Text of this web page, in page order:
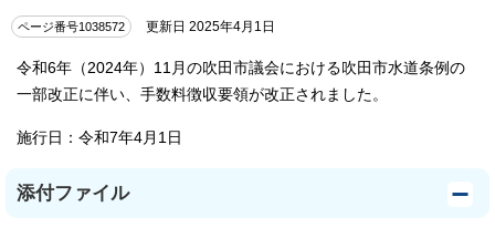
ページ番号1038572 更新日 2025年4月1日
令和6年（2024年）11月の吹田市議会における吹田市水道条例の
一部改正に伴い、手数料徴収要領が改正されました。
施行日：令和7年4月1日
添付ファイル